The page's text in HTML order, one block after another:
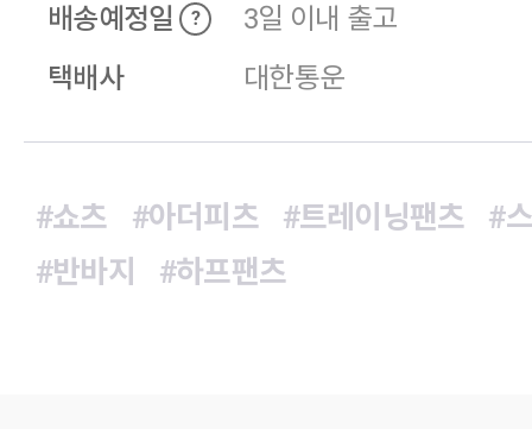
배송예정일
?
3일 이내 출고
택배사
대한통운
#쇼츠 #아더피츠 #트레이닝팬츠
#
#반바지
#하프팬츠